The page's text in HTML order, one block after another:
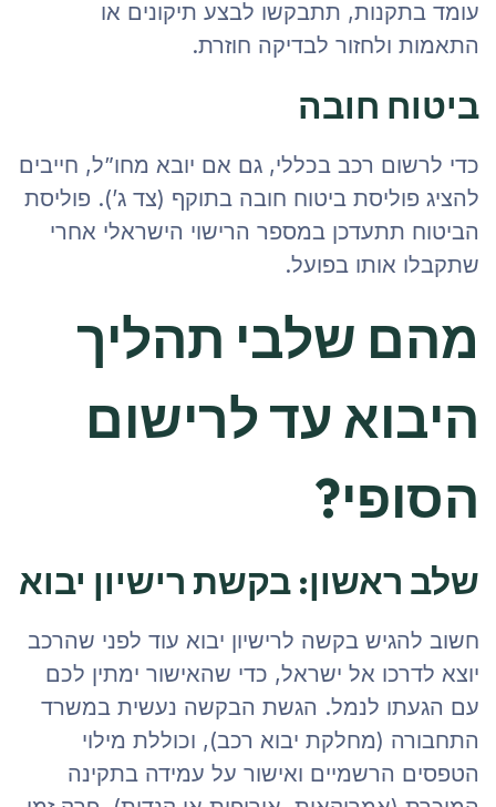
עומד בתקנות, תתבקשו לבצע תיקונים או
התאמות ולחזור לבדיקה חוזרת.
ביטוח חובה
כדי לרשום רכב בכללי, גם אם יובא מחו”ל, חייבים
להציג פוליסת ביטוח חובה בתוקף (צד ג’). פוליסת
הביטוח תתעדכן במספר הרישוי הישראלי אחרי
שתקבלו אותו בפועל.
מהם שלבי תהליך
היבוא עד לרישום
הסופי?
שלב ראשון: בקשת רישיון יבוא
חשוב להגיש בקשה לרישיון יבוא עוד לפני שהרכב
יוצא לדרכו אל ישראל, כדי שהאישור ימתין לכם
עם הגעתו לנמל. הגשת הבקשה נעשית במשרד
התחבורה (מחלקת יבוא רכב), וכוללת מילוי
הטפסים הרשמיים ואישור על עמידה בתקינה